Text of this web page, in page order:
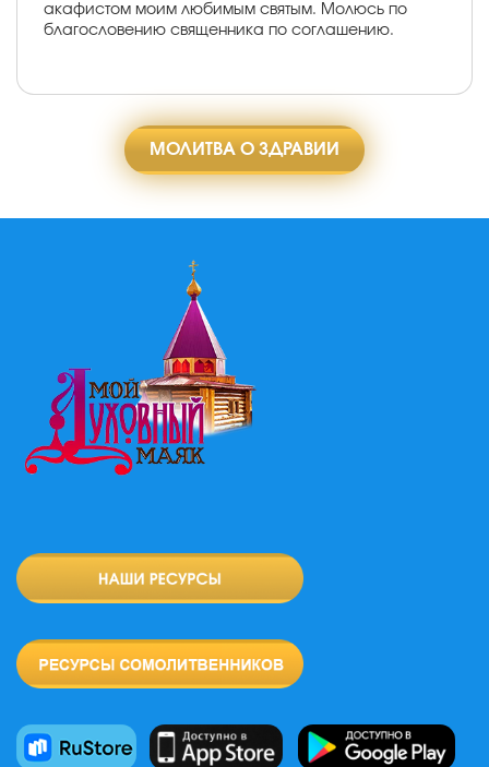
акафистом моим любимым святым. Молюсь по
благословению священника по соглашению.
МОЛИТВА О ЗДРАВИИ